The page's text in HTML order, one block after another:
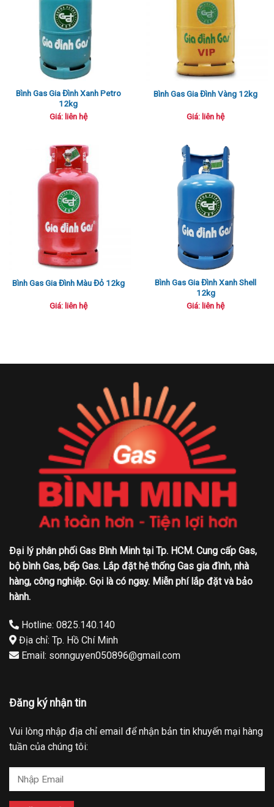
Bình Gas Gia Đình Xanh Petro
12kg
Giá: liên hệ
Bình Gas Gia Đình Vàng 12kg
Giá: liên hệ
Bình Gas Gia Đình Màu Đỏ 12kg
Giá: liên hệ
Bình Gas Gia Đình Xanh Shell
12kg
Giá: liên hệ
Đại lý phân phối Gas Bình Minh tại Tp. HCM. Cung cấp Gas,
bộ bình Gas, bếp Gas. Lắp đặt hệ thống Gas gia đình, nhà
hàng, công nghiệp. Gọi là có ngay. Miễn phí lắp đặt và bảo
hành.
Hotline: 0825.140.140
Địa chỉ: Tp. Hồ Chí Minh
Email: sonnguyen050896@gmail.com
Đăng ký nhận tin
Vui lòng nhập địa chỉ email để nhận bản tin khuyến mại hàng
tuần của chúng tôi: